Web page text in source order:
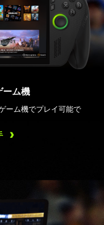
ーム機
ーム機でプレイ可能で